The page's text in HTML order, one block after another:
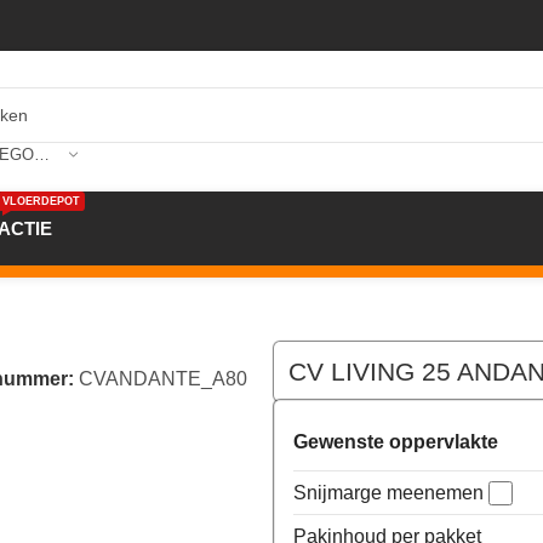
VLOERDEPOT
ANDANTE 400cm kleur A80
CVANDANTE_A80
CV LIVING 25
Gewenste oppervlakte
Snijmarge meenemen
Pakinhoud per pakket